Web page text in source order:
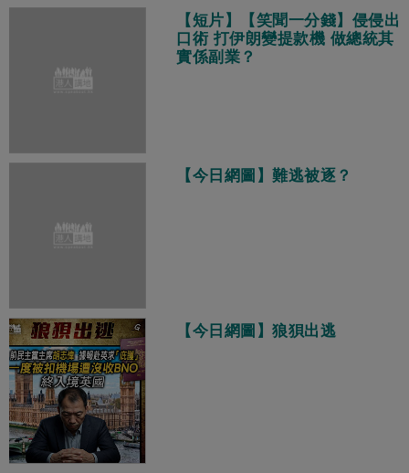
【短片】【笑聞一分錢】侵侵出
口術 打伊朗變提款機 做總統其
實係副業？
【今日網圖】難逃被逐？
【今日網圖】狼狽出逃